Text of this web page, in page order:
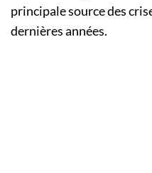
principale source des
dernières années.